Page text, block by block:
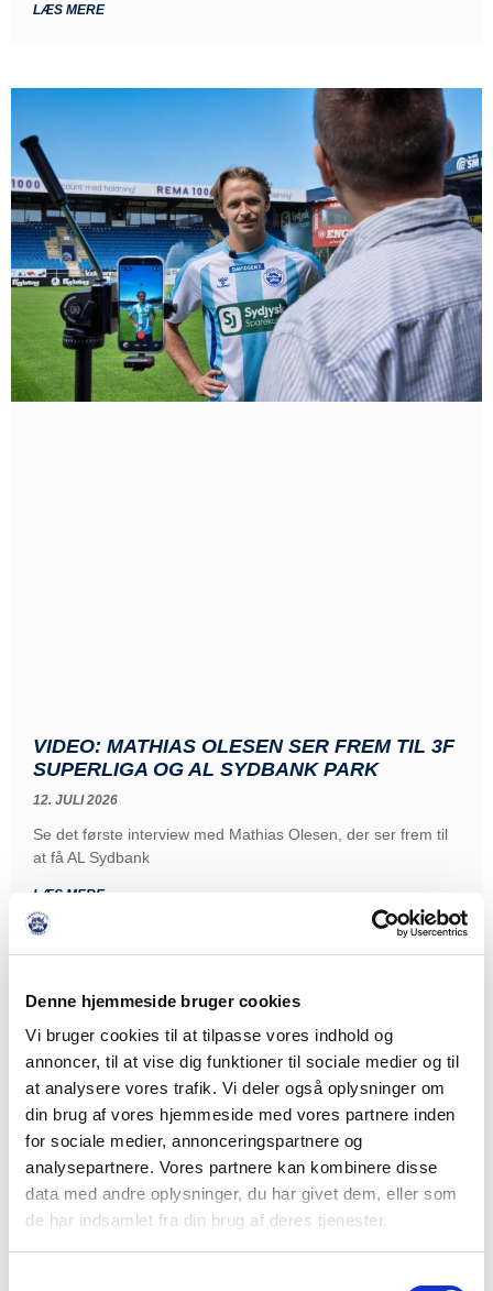
Denne hjemmeside bruger cookies
Vi bruger cookies til at tilpasse vores indhold og
annoncer, til at vise dig funktioner til sociale medier og til
at analysere vores trafik. Vi deler også oplysninger om
din brug af vores hjemmeside med vores partnere inden
for sociale medier, annonceringspartnere og
analysepartnere. Vores partnere kan kombinere disse
data med andre oplysninger, du har givet dem, eller som
de har indsamlet fra din brug af deres tjenester.
LÆS MERE
VIDEO: MATHIAS OLESEN SER FREM TIL 3F
SUPERLIGA OG AL SYDBANK PARK
12. JULI 2026
Se det første interview med Mathias Olesen, der ser frem til
at få AL Sydbank
LÆS MERE